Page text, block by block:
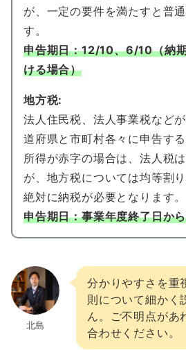
が、一定の要件を満たすと普
す。
申告期日：12/10、6/10（納
ける場合）
地方税:
法人住民税、法人事業税など
道府県と市町村各々に申告す
所得が赤字の場合は、法人税
が、地方税については均等割
絶対に納税が必要となります。
申告期日：事業年度終了日か
北島
分かりやすさを重
則について細かく
ん。ご不明点があ
合わせください。